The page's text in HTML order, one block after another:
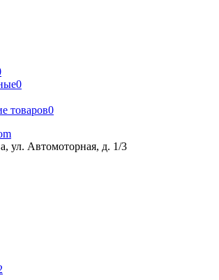
0
товаров0
ул. Автомоторная, д. 1/3